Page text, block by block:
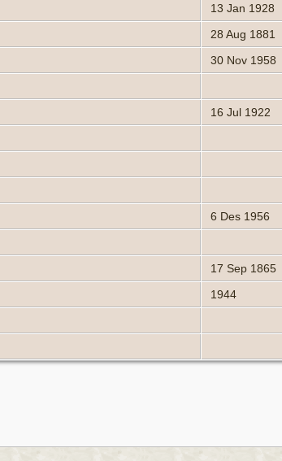
13 Jan 1928
28 Aug 1881
30 Nov 1958
16 Jul 1922
6 Des 1956
17 Sep 1865
1944